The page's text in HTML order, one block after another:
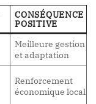
CONSÉQUENCE
POSITIVE
Meilleure gestion
et adaptation
Renforcement
économique local